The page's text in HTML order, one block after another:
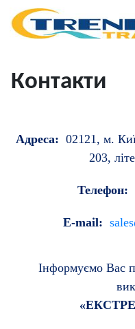
Контакти
Адреса: 02121, м.
203,
Телефон:
E-mail:
Інформуємо Вас